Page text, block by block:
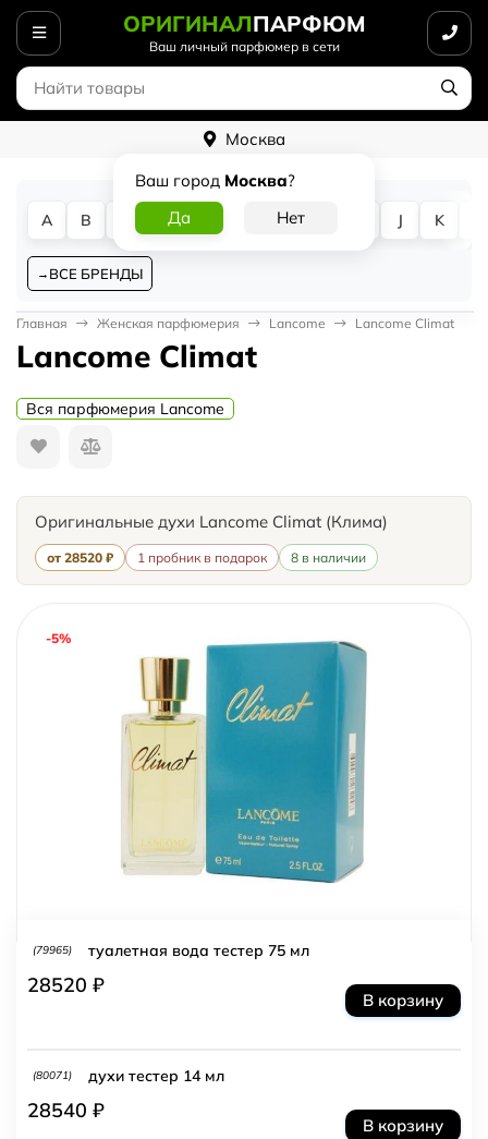
ОРИГИНАЛПАРФЮМ
Ваш личный парфюмер в сети
Москва
Ваш город Москва?
A B D G J K
ВСЕ БРЕНДЫ
Главная Женская парфюмерия Lancome Lancome Climat
Lancome Climat
Вся парфюмерия Lancome
Оригинальные духи Lancome Climat (Клима)
от 28520 ₽ 1 пробник в подарок 8 в наличии
-5%
(79965) туалетная вода тестер 75 мл
28520 ₽
В корзину
(80071) духи тестер 14 мл
28540 ₽
В корзину